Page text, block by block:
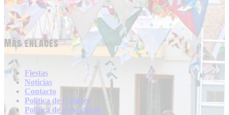
Más enlaces
Fiestas
Noticias
Contacto
Politica de Cookies
Politica de Privacidad